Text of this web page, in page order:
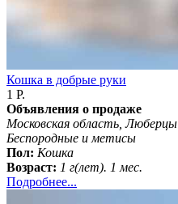
Кошка в добрые руки
1 Р.
Объявления о продаже
Московская область, Люберцы
Беспородные и метисы
Пол: Кошка
Возраст: 1 г(лет). 1 мес.
Подробнее...